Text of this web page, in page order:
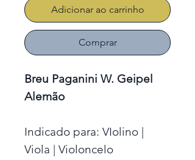
Adicionar ao carrinho
Comprar
Breu Paganini W. Geipel
Alemão
Indicado para: VIolino |
Viola | Violoncelo